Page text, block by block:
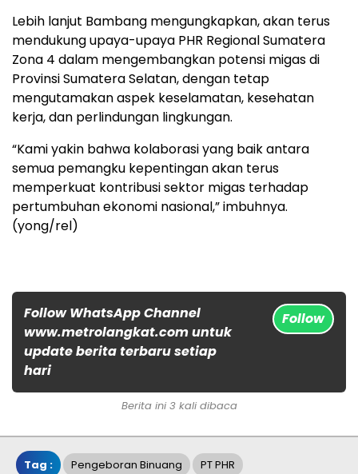
Lebih lanjut Bambang mengungkapkan, akan terus
mendukung upaya-upaya PHR Regional Sumatera
Zona 4 dalam mengembangkan potensi migas di
Provinsi Sumatera Selatan, dengan tetap
mengutamakan aspek keselamatan, kesehatan
kerja, dan perlindungan lingkungan.
“Kami yakin bahwa kolaborasi yang baik antara
semua pemangku kepentingan akan terus
memperkuat kontribusi sektor migas terhadap
pertumbuhan ekonomi nasional,” imbuhnya.
(yong/rel)
Follow WhatsApp Channel
www.metrolangkat.com untuk
update berita terbaru setiap
hari
Follow
Berita ini 3 kali dibaca
Tag : Pengeboran Binuang PT PHR